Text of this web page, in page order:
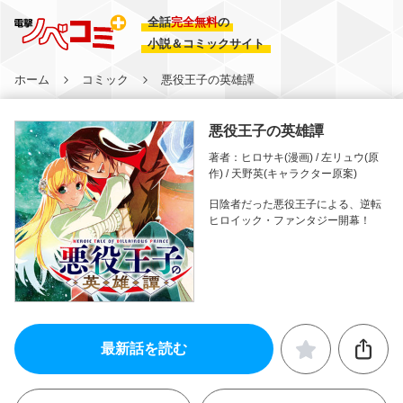
全話完全無料の
小説＆コミックサイト
ホーム コミック 悪役王子の英雄譚
悪役王子の英雄譚
著者：ヒロサキ(漫画) / 左リュウ(原
作) / 天野英(キャラクター原案)
日陰者だった悪役王子による、逆転
ヒロイック・ファンタジー開幕！
最新話を読む